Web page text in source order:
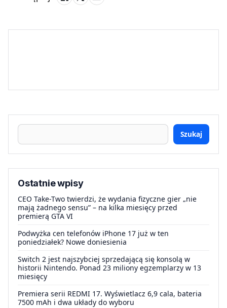
Szukaj
Ostatnie wpisy
CEO Take-Two twierdzi, że wydania fizyczne gier „nie
mają żadnego sensu” – na kilka miesięcy przed
premierą GTA VI
Podwyżka cen telefonów iPhone 17 już w ten
poniedziałek? Nowe doniesienia
Switch 2 jest najszybciej sprzedającą się konsolą w
historii Nintendo. Ponad 23 miliony egzemplarzy w 13
miesięcy
Premiera serii REDMI 17. Wyświetlacz 6,9 cala, bateria
7500 mAh i dwa układy do wyboru